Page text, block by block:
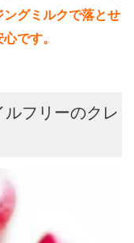
グミルクで落とせ
です。
フリーのクレ